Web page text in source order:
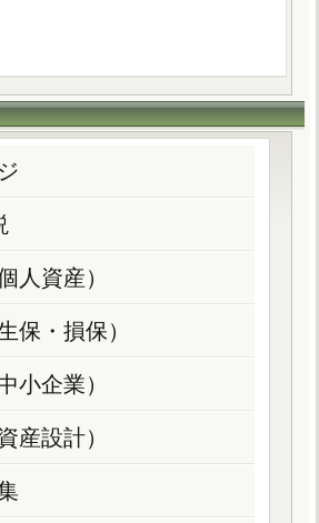
人資産）
保・損保）
小企業）
産設計）